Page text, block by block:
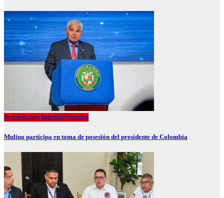
Nacionales Internacionales
Mulino participa en toma de posesión del presidente de Colombia